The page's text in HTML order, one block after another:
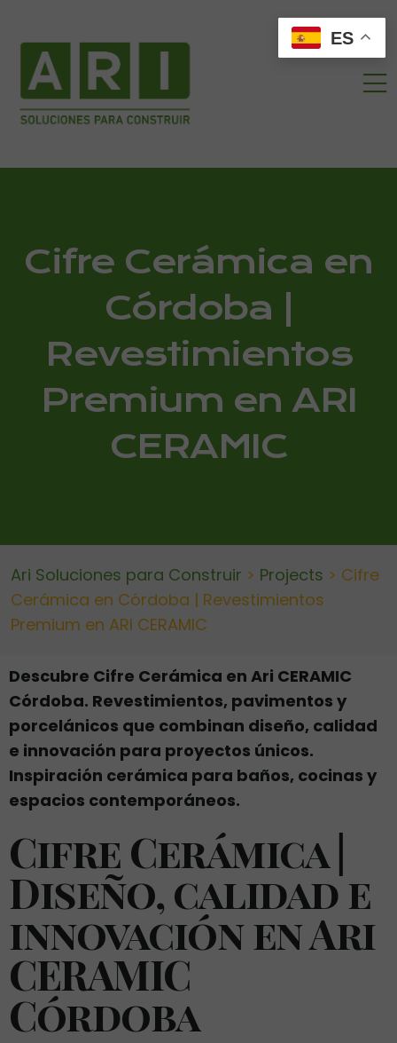
Cifre Cerámica en
Córdoba |
Revestimientos
Premium en ARI
CERAMIC
Ari Soluciones para Construir > Projects > Cifre
Cerámica en Córdoba | Revestimientos
Premium en ARI CERAMIC
Descubre Cifre Cerámica en Ari CERAMIC
Córdoba. Revestimientos, pavimentos y
porcelánicos que combinan diseño, calidad
e innovación para proyectos únicos.
Inspiración cerámica para baños, cocinas y
espacios contemporáneos.
Cifre Cerámica|
Diseño, calidad e
innovación en Ari
CERAMIC
Córdoba
ES